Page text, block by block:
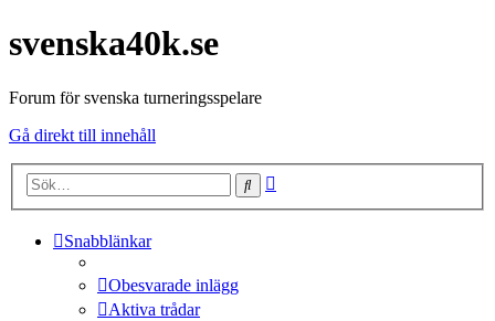
svenska40k.se
Forum för svenska turneringsspelare
Gå direkt till innehåll
Sök
Snabblänkar
Obesvarade inlägg
Aktiva trådar